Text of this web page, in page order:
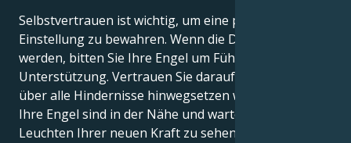
Selbstvertrauen ist wichtig, um eine positive
Einstellung zu bewahren. Wenn die Dinge schwierig
werden, bitten Sie Ihre Engel um Führung und
Unterstützung. Vertrauen Sie darauf, dass Sie sich
über alle Hindernisse hinwegsetzen werden, denn
Ihre Engel sind in der Nähe und warten darauf, das
Leuchten Ihrer neuen Kraft zu sehen.